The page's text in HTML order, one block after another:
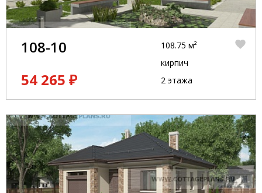
108-10
54 265 ₽
108.75 м²
кирпич
2 этажа